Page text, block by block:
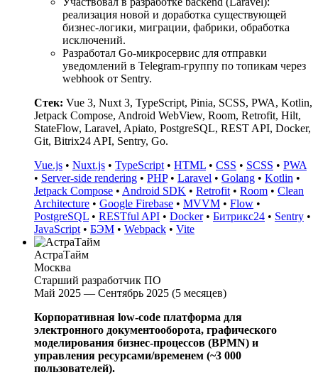
реализация новой и доработка существующей
бизнес-логики, миграции, фабрики, обработка
исключений.
Разработал Go-микросервис для отправки
уведомлений в Telegram-группу по топикам через
webhook от Sentry.
Стек: Vue 3, Nuxt 3, TypeScript, Pinia, SCSS, PWA, Kotlin,
Jetpack Compose, Android WebView, Room, Retrofit, Hilt,
StateFlow, Laravel, Apiato, PostgreSQL, REST API, Docker,
Git, Bitrix24 API, Sentry, Go.
Vue.js • Nuxt.js • TypeScript • HTML • CSS • SCSS • PWA
• Server-side rendering • PHP• Laravel • Golang • Kotlin •
Jetpack Compose • Android SDK • Retrofit • Room • Clean
Architecture • Google Firebase • MVVM • Flow •
PostgreSQL • RESTful API • Docker• Битрикс24 • Sentry •
JavaScript • БЭМ • Webpack • Vite
АстраТайм
Москва
Старший разработчик ПО
Май 2025 — Сентябрь 2025 (5 месяцев)
Корпоративная low-code платформа для
электронного документооборота, графического
моделирования бизнес-процессов (BPMN) и
управления ресурсами/временем (~3 000
пользователей).